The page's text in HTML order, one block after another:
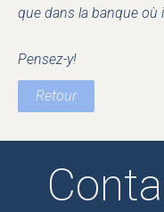
que dans la banque où
Pensez-y!
Retour